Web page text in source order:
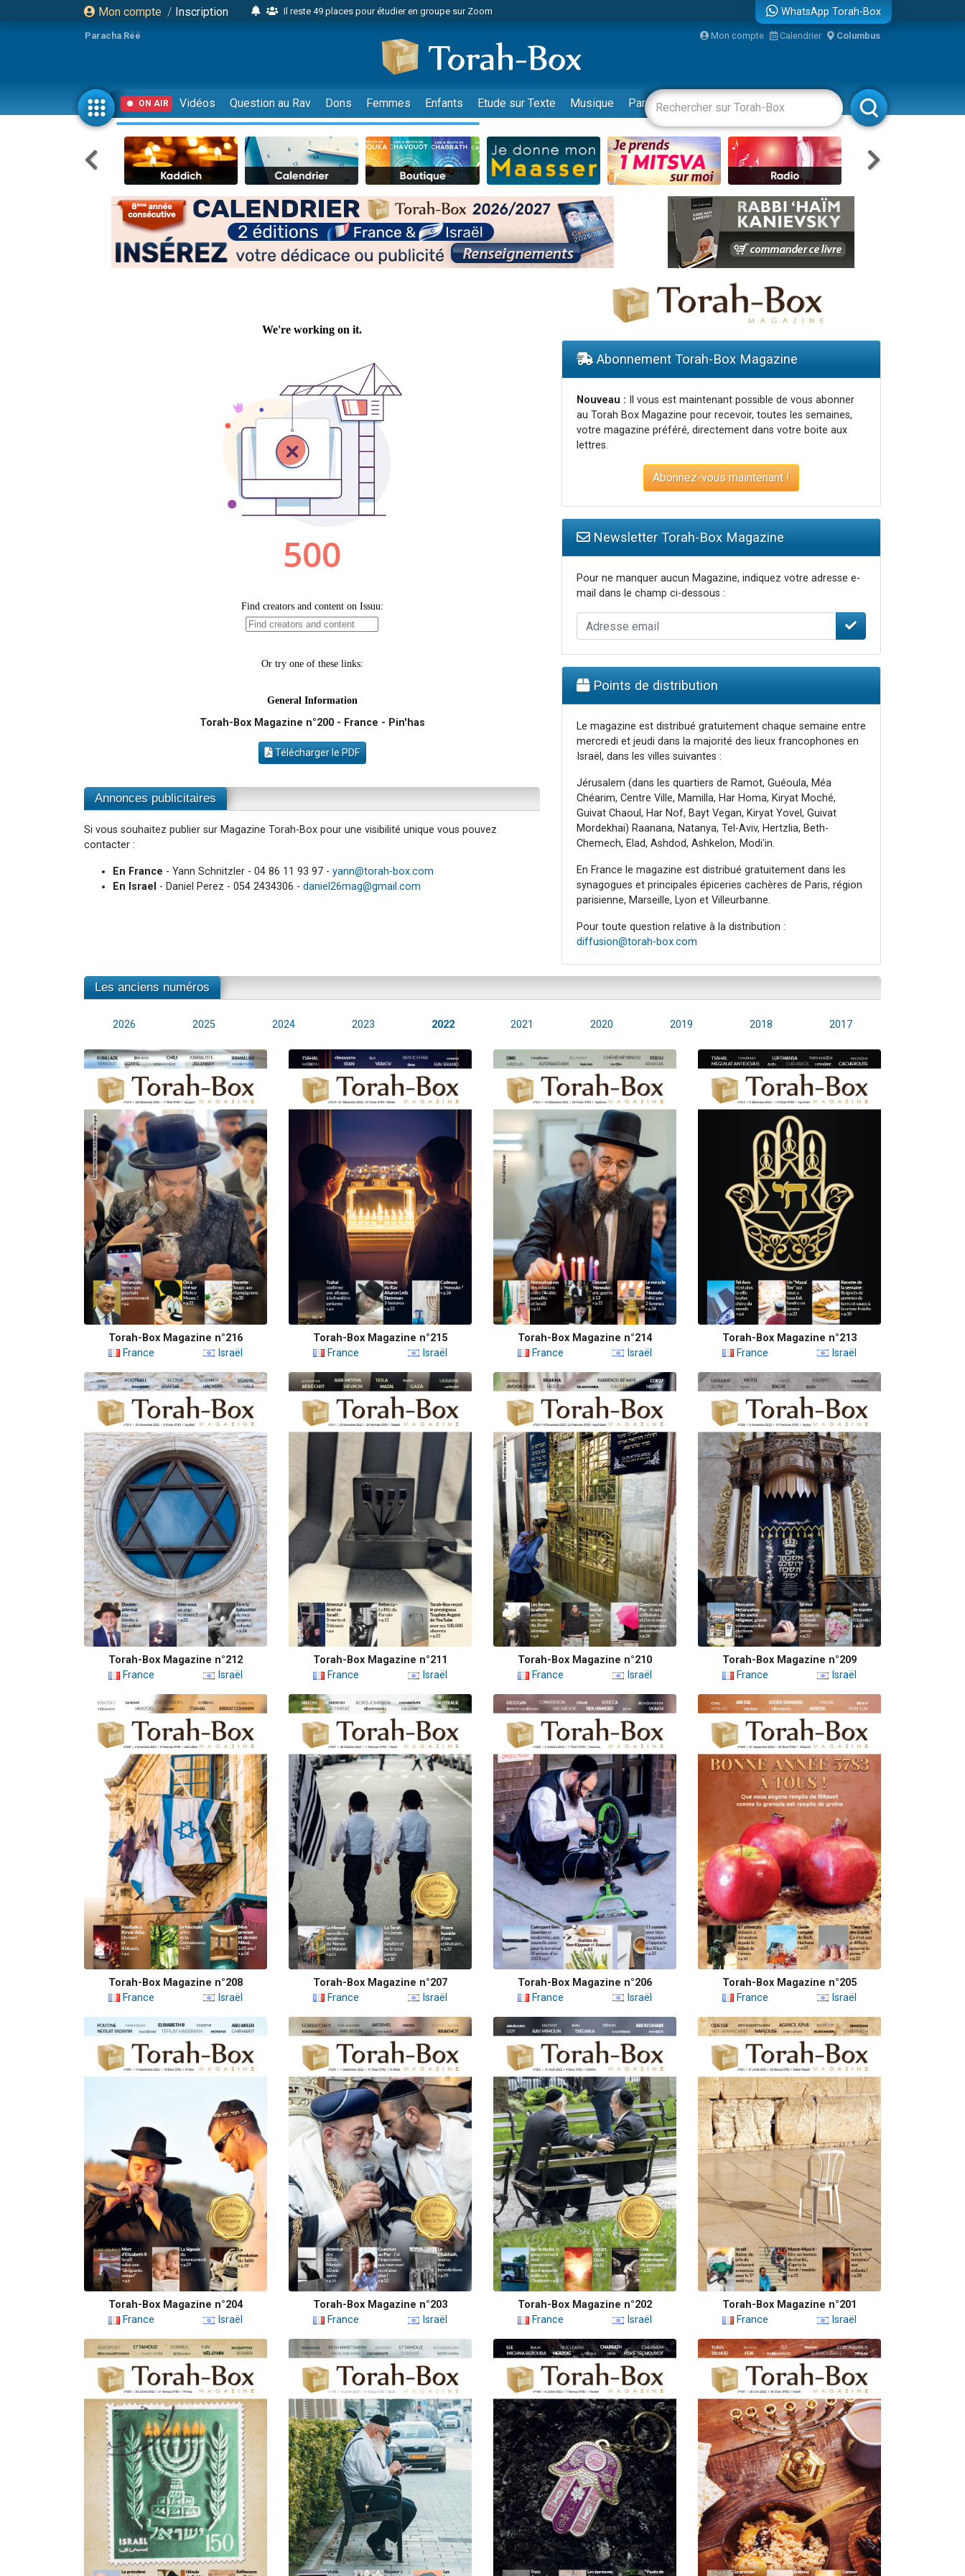
Mon compte / Inscription
12 nouvelles musiques dans Torah-Box Music
30 personnes viennent de faire un don pour Sauvez la jambe de Yohan
3 personnes viennent de nous rejoindre sur WhatsApp
3 personnes viennent de nous rejoindre sur WhatsApp
2 nouvelles musiques dans Torah-Box Music
8 personnes viennent de faire un don pour Tsédaka : pauvres d'Israel
4 personnes viennent de faire un don pour Diane, 80 ans, dans un appartement insalubre
61 personnes viennent de demander une bénédiction
Il reste 49 places pour étudier en groupe sur Zoom
Ariel vient de donner son Maasser
6 personnes viennent de faire un don pour 5 enfants déjà orphelins risquent de perdre leur maman
2 personnes viennent de faire un don pour Reloger Rivka, 6 enfants, victime de violences...
Il reste 49 places pour étudier en groupe sur Zoom
2 personnes viennent de nous rejoindre sur WhatsApp
13 personnes viennent de demander une bénédiction
WhatsApp Torah-Box
Paracha Réé Mon compte Calendrier Columbus
ON AIR Vidéos Question au Rav Dons Femmes Enfants Etude sur Texte Musique Paracha Divertissements Livres Rabbanim
Torah-Box Magazine n°200 - France - Pin'has
Télécharger le PDF
Annonces publicitaires
Si vous souhaitez publier sur Magazine Torah-Box pour une visibilité unique vous pouvez
contacter :
En France - Yann Schnitzler - 04 86 11 93 97 - yann@torah-box.com
En Israel - Daniel Perez - 054 2434306 - daniel26mag@gmail.com
Abonnement Torah-Box Magazine
Nouveau : Il vous est maintenant possible de vous abonner
au Torah Box Magazine pour recevoir, toutes les semaines,
votre magazine préféré, directement dans votre boite aux
lettres.
Abonnez-vous maintenant !
Newsletter Torah-Box Magazine
Pour ne manquer aucun Magazine, indiquez votre adresse e-
mail dans le champ ci-dessous :
Points de distribution
Le magazine est distribué gratuitement chaque semaine entre
mercredi et jeudi dans la majorité des lieux francophones en
Israël, dans les villes suivantes :
Jérusalem (dans les quartiers de Ramot, Guéoula, Méa
Chéarim, Centre Ville, Mamilla, Har Homa, Kiryat Moché,
Guivat Chaoul, Har Nof, Bayt Vegan, Kiryat Yovel, Guivat
Mordekhai) Raanana, Natanya, Tel-Aviv, Hertzlia, Beth-
Chemech, Elad, Ashdod, Ashkelon, Modi'in.
En France le magazine est distribué gratuitement dans les
synagogues et principales épiceries cachères de Paris, région
parisienne, Marseille, Lyon et Villeurbanne.
Pour toute question relative à la distribution :
diffusion@torah-box.com
Les anciens numéros
2026 2025 2024 2023 2022 2021 2020 2019 2018 2017
Torah-Box Magazine n°216
France
Israël
Torah-Box Magazine n°215
France
Israël
Torah-Box Magazine n°214
France
Israël
Torah-Box Magazine n°213
France
Israël
Torah-Box Magazine n°212
France
Israël
Torah-Box Magazine n°211
France
Israël
Torah-Box Magazine n°210
France
Israël
Torah-Box Magazine n°209
France
Israël
Torah-Box Magazine n°208
France
Israël
Torah-Box Magazine n°207
France
Israël
Torah-Box Magazine n°206
France
Israël
Torah-Box Magazine n°205
France
Israël
Torah-Box Magazine n°204
France
Israël
Torah-Box Magazine n°203
France
Israël
Torah-Box Magazine n°202
France
Israël
Torah-Box Magazine n°201
France
Israël